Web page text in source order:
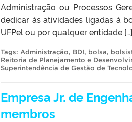
Administração ou Processos
dedicar às atividades ligadas à
UFPel ou por qualquer entidade […]
Tags: Administração, BDI, bolsa,
Reitoria de Planejamento e
Superintendência de Gestão de
Empresa Jr. de
membros